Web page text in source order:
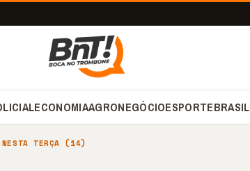
ECONOMIAAGRONEGÓCIOESPORTEBRASIL
NESTA TERÇA (14)